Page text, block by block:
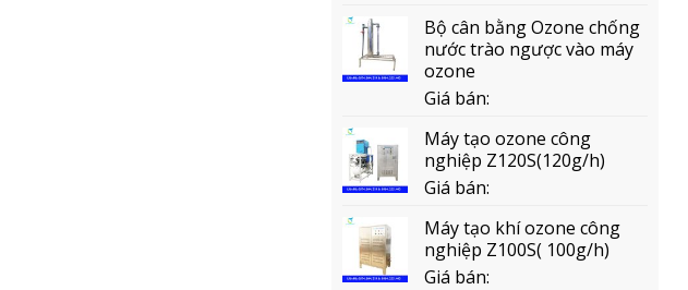
Bộ cân bằng Ozone chống
nước trào ngược vào máy
ozone
Giá bán:
Máy tạo ozone công
nghiệp Z120S(120g/h)
Giá bán:
Máy tạo khí ozone công
nghiệp Z100S( 100g/h)
Giá bán: